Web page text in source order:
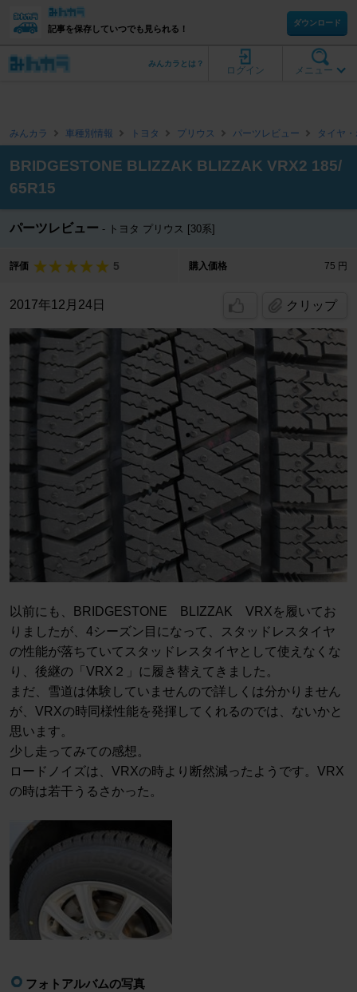
記事を保存していつでも見られる！
ダウンロード
メニュー
ログイン
みんカラとは？
みんカラ 車種別情報 トヨタ プリウス パーツレビュー タイヤ
BRIDGESTONE BLIZZAK BLIZZAK VRX2 185/
65R15
パーツレビュー トヨタ プリウス [30系]
評価 5 購入価格 75 円
2017年12月24日 クリップ
以前にも、BRIDGESTONE BLIZZAK VRXを履いてお
りましたが、4シーズン目になって、スタッドレスタイヤ
の性能が落ちていてスタッドレスタイヤとして使えなくな
り、後継の「VRX２」に履き替えてきました。
まだ、雪道は体験していませんので詳しくは分かりません
が、VRXの時同様性能を発揮してくれるのでは、ないかと
思います。
少し走ってみての感想。
ロードノイズは、VRXの時より断然減ったようです。VRX
の時は若干うるさかった。
フォトアルバムの写真